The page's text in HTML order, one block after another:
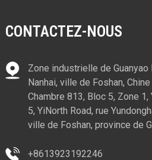
CONTACTEZ-NOUS
Zone industrielle de
Nanhai, ville de Foshan, Chine
Chambre 813, Bloc 5, Zone 1,
5, YiNorth Road, rue
ville de Foshan, province de
+8613923192246